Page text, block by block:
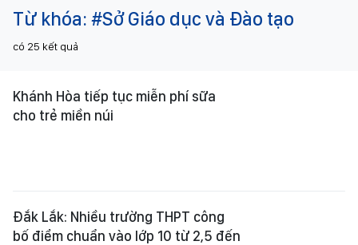
Từ khóa: #Sở Giáo dục và Đào tạo
có 25 kết quả
Khánh Hòa tiếp tục miễn phí sữa
cho trẻ miền núi
Đắk Lắk: Nhiều trường THPT công
bố điểm chuẩn vào lớp 10 từ 2,5 đến